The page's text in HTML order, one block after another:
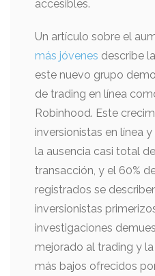
accesibles.
Un artículo sobre el
más jóvenes describe
este nuevo grupo
de trading en línea
Robinhood. Este
inversionistas en línea
la ausencia casi total
transacción, y el 60%
registrados se
inversionistas
investigaciones
mejorado al trading y
más bajos ofrecidos